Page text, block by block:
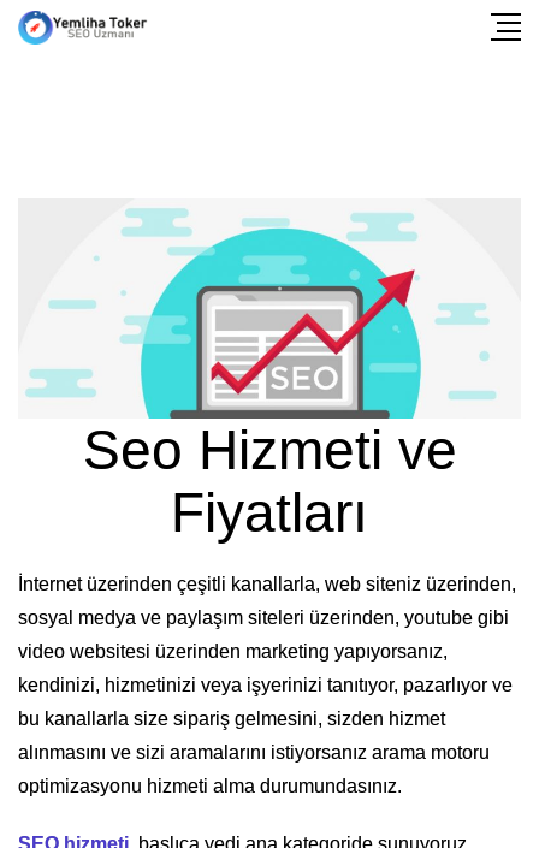
Seo Hizmeti ve
Fiyatları
İnternet üzerinden çeşitli kanallarla, web siteniz üzerinden,
sosyal medya ve paylaşım siteleri üzerinden, youtube gibi
video websitesi üzerinden marketing yapıyorsanız,
kendinizi, hizmetinizi veya işyerinizi tanıtıyor, pazarlıyor ve
bu kanallarla size sipariş gelmesini, sizden hizmet
alınmasını ve sizi aramalarını istiyorsanız arama motoru
optimizasyonu hizmeti alma durumundasınız.